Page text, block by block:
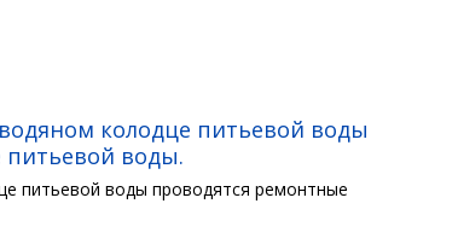
колодце питьевой воды
воды.
питьевой воды проводятся ремонтные